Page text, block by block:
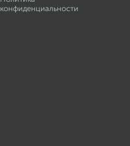
конфиденциальности